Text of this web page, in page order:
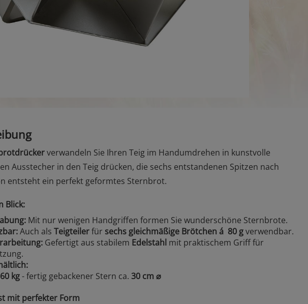
verwandeln Sie Ihren Teig im Handumdrehen in kunstvolle
Ausstecher in den Teig drücken, die sechs entstandenen Spitzen nach
entsteht ein perfekt geformtes Sternbrot.
Blick:
Mit nur wenigen Handgriffen formen Sie wunderschöne Sternbrote.
Auch als Teigteilerfür sechs gleichmäßige Brötchen á 80 gverwendbar.
Gefertigt aus stabilem Edelstahl mit praktischem Griff für
kg- fertig gebackener Stern ca. 30 cm ⌀
mit perfekter Form